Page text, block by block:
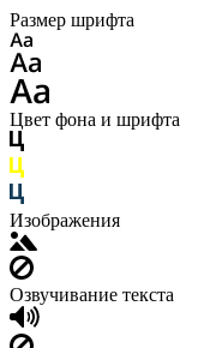
Размер шрифта
Цвет фона и шрифта
Изображения
Озвучивание текста